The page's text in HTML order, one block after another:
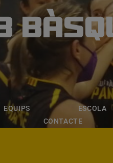
EQUIPS ESCOLA
CONTACTE
ESCOLA